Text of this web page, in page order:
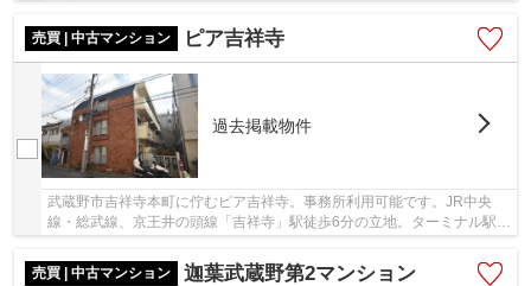
売買 | 中古マンション
ピア吉祥寺
過去掲載物件
武蔵野市吉祥寺本町に佇むピア吉祥寺。事務所利用可能です。JR中央
線・総武線、京王井の頭線「吉祥寺」駅徒歩6分の立地。ターミナル駅の
売買 | 中古マンション
迦葉武蔵野第2マンション